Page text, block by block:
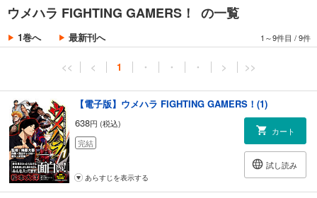
ウメハラ FIGHTING GAMERS！ の一覧
1巻へ 最新刊へ 1～9件目 /9件
<< < 1 ・ ・ ・ > >>
【電子版】ウメハラ FIGHTING GAMERS！(1)
638円 (税込)
完結
カート
試し読み
あらすじを表示する